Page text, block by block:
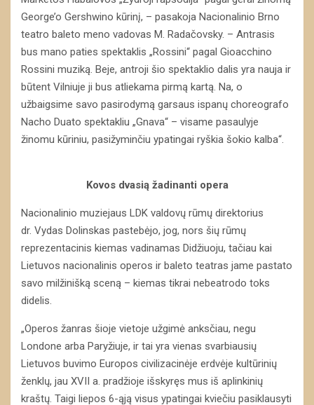
George’o Gershwino kūrinį, – pasakoja Nacionalinio Brno
teatro baleto meno vadovas M. Radačovsky. – Antrasis
bus mano paties spektaklis „Rossini“ pagal Gioacchino
Rossini muziką. Beje, antroji šio spektaklio dalis yra nauja ir
būtent Vilniuje ji bus atliekama pirmą kartą. Na, o
užbaigsime savo pasirodymą garsaus ispanų choreografo
Nacho Duato spektakliu „Gnava“ – visame pasaulyje
žinomu kūriniu, pasižyminčiu ypatingai ryškia šokio kalba“.
Kovos dvasią žadinanti opera
Nacionalinio muziejaus LDK valdovų rūmų direktorius
dr. Vydas Dolinskas pastebėjo, jog, nors šių rūmų
reprezentacinis kiemas vadinamas Didžiuoju, tačiau kai
Lietuvos nacionalinis operos ir baleto teatras jame pastato
savo milžinišką sceną – kiemas tikrai nebeatrodo toks
didelis.
„Operos žanras šioje vietoje užgimė anksčiau, negu
Londone arba Paryžiuje, ir tai yra vienas svarbiausių
Lietuvos buvimo Europos civilizacinėje erdvėje kultūrinių
ženklų, jau XVII a. pradžioje išskyręs mus iš aplinkinių
kraštų. Taigi liepos 6-ąją visus ypatingai kviečiu pasiklausyti